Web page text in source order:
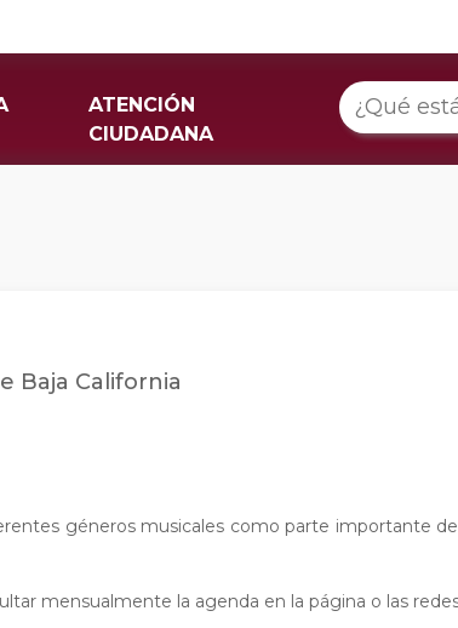
ATENCIÓN
CIUDADANA
Baja California
géneros musicales como parte importante
mensualmente la agenda en la página o las